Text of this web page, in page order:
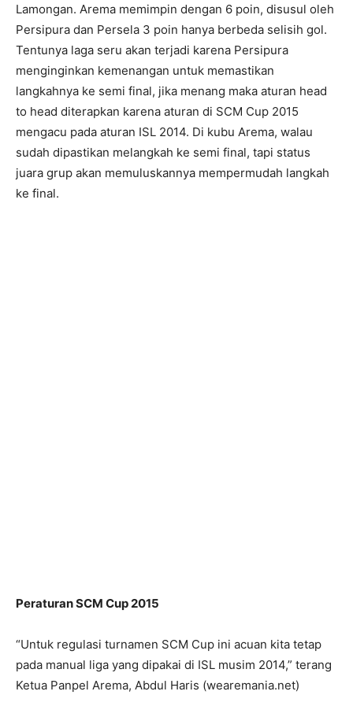
Lamongan. Arema memimpin dengan 6 poin, disusul oleh
Persipura dan Persela 3 poin hanya berbeda selisih gol.
Tentunya laga seru akan terjadi karena Persipura
menginginkan kemenangan untuk memastikan
langkahnya ke semi final, jika menang maka aturan head
to head diterapkan karena aturan di SCM Cup 2015
mengacu pada aturan ISL 2014. Di kubu Arema, walau
sudah dipastikan melangkah ke semi final, tapi status
juara grup akan memuluskannya mempermudah langkah
ke final.
Peraturan SCM Cup 2015
“Untuk regulasi turnamen SCM Cup ini acuan kita tetap
pada manual liga yang dipakai di ISL musim 2014,” terang
Ketua Panpel Arema, Abdul Haris (wearemania.net)